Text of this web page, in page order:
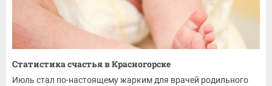
Статистика счастья в Красногорске
Июль стал по-настоящему жарким для врачей родильного